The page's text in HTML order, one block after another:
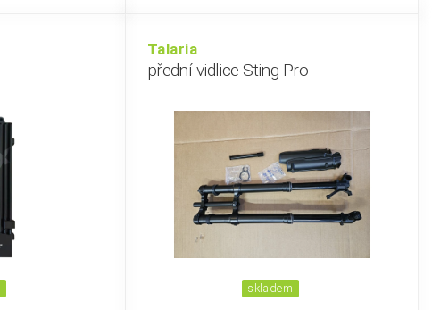
Talaria
přední vidlice Sting Pro
skladem